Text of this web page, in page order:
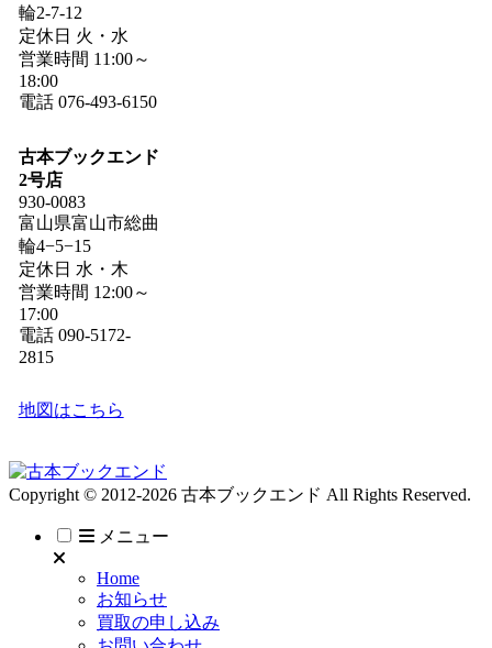
輪2-7-12
定休日 火・水
営業時間 11:00～
18:00
電話 076-493-6150
古本ブックエンド
2号店
930-0083
富山県富山市総曲
輪4−5−15
定休日 水・木
営業時間 12:00～
17:00
電話 090-5172-
2815
地図はこちら
Copyright © 2012-2026 古本ブックエンド All Rights Reserved.
メニュー
Home
お知らせ
買取の申し込み